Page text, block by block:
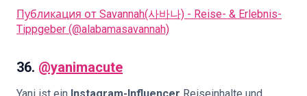
Публикация от Savannah(사바나) - Reise- & Erlebnis-
Tippgeber (@alabamasavannah)
36. @yanimacute